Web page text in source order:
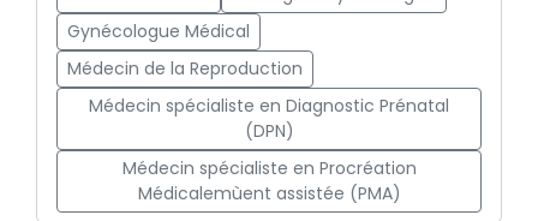
Gynécologue Médical
Médecin de la Reproduction
Médecin spécialiste en Diagnostic Prénatal
(DPN)
Médecin spécialiste en Procréation
Médicalemùent assistée (PMA)